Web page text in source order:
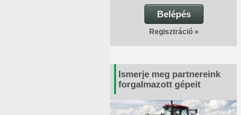
Belépés
Regisztráció »
Ismerje meg partnereink
forgalmazott gépeit